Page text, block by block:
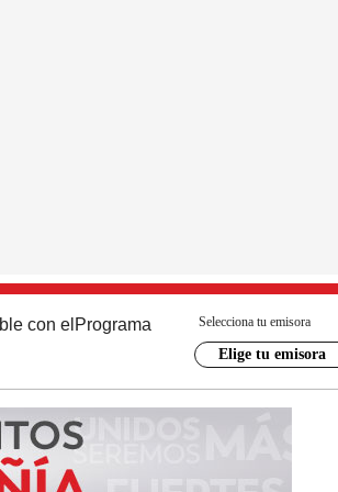
con el Programa Selecciona tu emisora
Elige tu emisora